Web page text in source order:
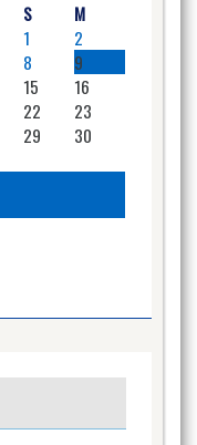
S
M
1
2
8
9
15
16
22
23
29
30